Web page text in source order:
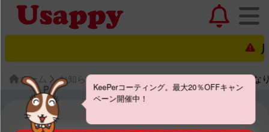
店
ホーム お知らせ一覧 Usappyへの不正ログインによるな
KeePerコーティング。最大20％OFFキャン
ペーン開催中！